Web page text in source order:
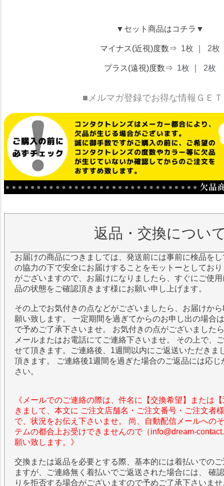
▼セット商品はコチラ▼
マイナス(近視)度数⇒ 1枚 2枚
プラス(遠視)度数⇒ 1枚 2枚
■メルマガ登録でお得な情報ＧＥ
返品・交換につい
お届けの商品につきましては、発送前には事前に検品を
の協力の下で安全にお届けすることをモットーとしてお
がございますので、お届けになりましたら、すぐにご使
品の状態をご確認頂きます様にお願い申し上げます。
その上でお気付きの点などがございましたら、お届けか
願い致します。 一定期間を過ぎてからのお申し出の場合
で予めご了承下さいませ。 お気付きの点がございました
メールまたはお電話にてご連絡下さいませ。 その上で、
せて頂きます。ご連絡後、1週間以内にご返送いただきま
頂きます。 ご連絡後1週間を過ぎた場合のご返品には応
さい。
《メールでのご連絡の際は、件名に【交換希望】または
きまして、本文に ご注文店舗名・ご注文番号・ご注文者
で、状況をお伝え下さいませ。 尚、自動配信メールへの
テムの都合上お受けできませんので（info@dream-
願い致します。》
交換または返品を必要とする際、基本的には着払いでの
ますが、ご連絡無く着払いでご返送された場合には、 確
りを拒否する場合がございますので予めご了承下さいま